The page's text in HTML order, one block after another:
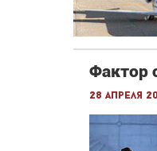
Фактор
28 апреля